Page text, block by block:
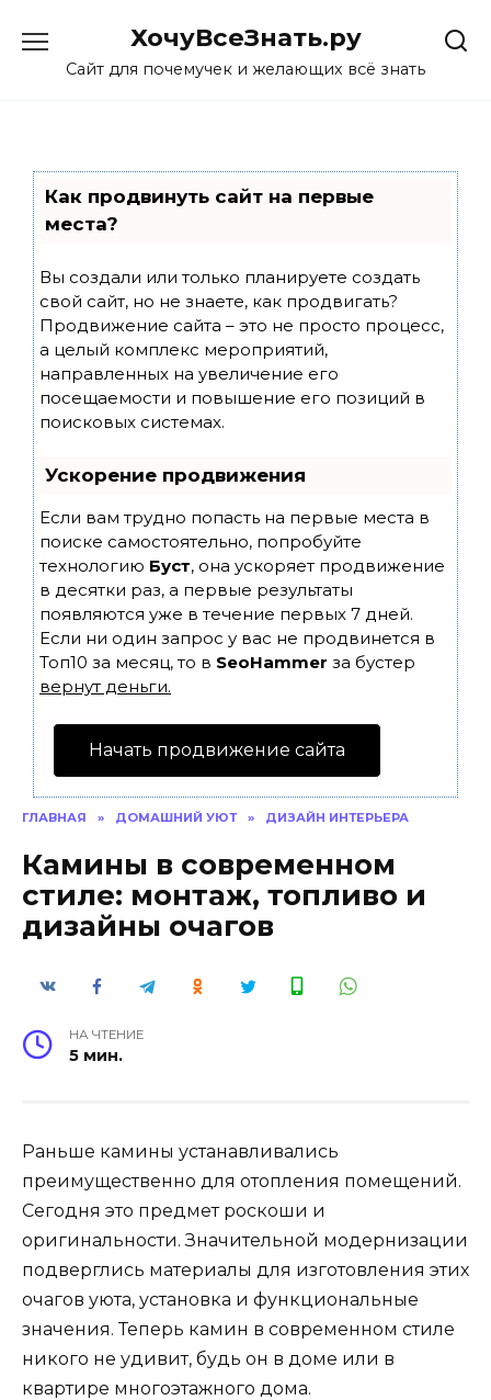
content
ХочуВсеЗнать.ру
Сайт для почемучек и желающих всё знать
Как продвинуть сайт на первые
места?
Вы создали или только планируете создать
свой сайт, но не знаете, как продвигать?
Продвижение сайта – это не просто процесс,
а целый комплекс мероприятий,
направленных на увеличение его
посещаемости и повышение его позиций в
поисковых системах.
Ускорение продвижения
Если вам трудно попасть на первые места в
поиске самостоятельно, попробуйте
технологию Буст, она ускоряет продвижение
в десятки раз, а первые результаты
появляются уже в течение первых 7 дней.
Если ни один запрос у вас не продвинется в
Топ10 за месяц, то в SeoHammer за бустер
вернут деньги.
Начать продвижение сайта
ГЛАВНАЯ » ДОМАШНИЙ УЮТ » ДИЗАЙН ИНТЕРЬЕРА
Камины в современном
стиле: монтаж, топливо и
дизайны очагов
НА ЧТЕНИЕ
5 мин.
Раньше камины устанавливались
преимущественно для отопления помещений.
Сегодня это предмет роскоши и
оригинальности. Значительной модернизации
подверглись материалы для изготовления этих
очагов уюта, установка и функциональные
значения. Теперь камин в современном стиле
никого не удивит, будь он в доме или в
квартире многоэтажного дома.